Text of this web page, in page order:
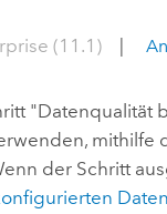
(11.1)
"Datenqualität
mithilfe
der Schritt